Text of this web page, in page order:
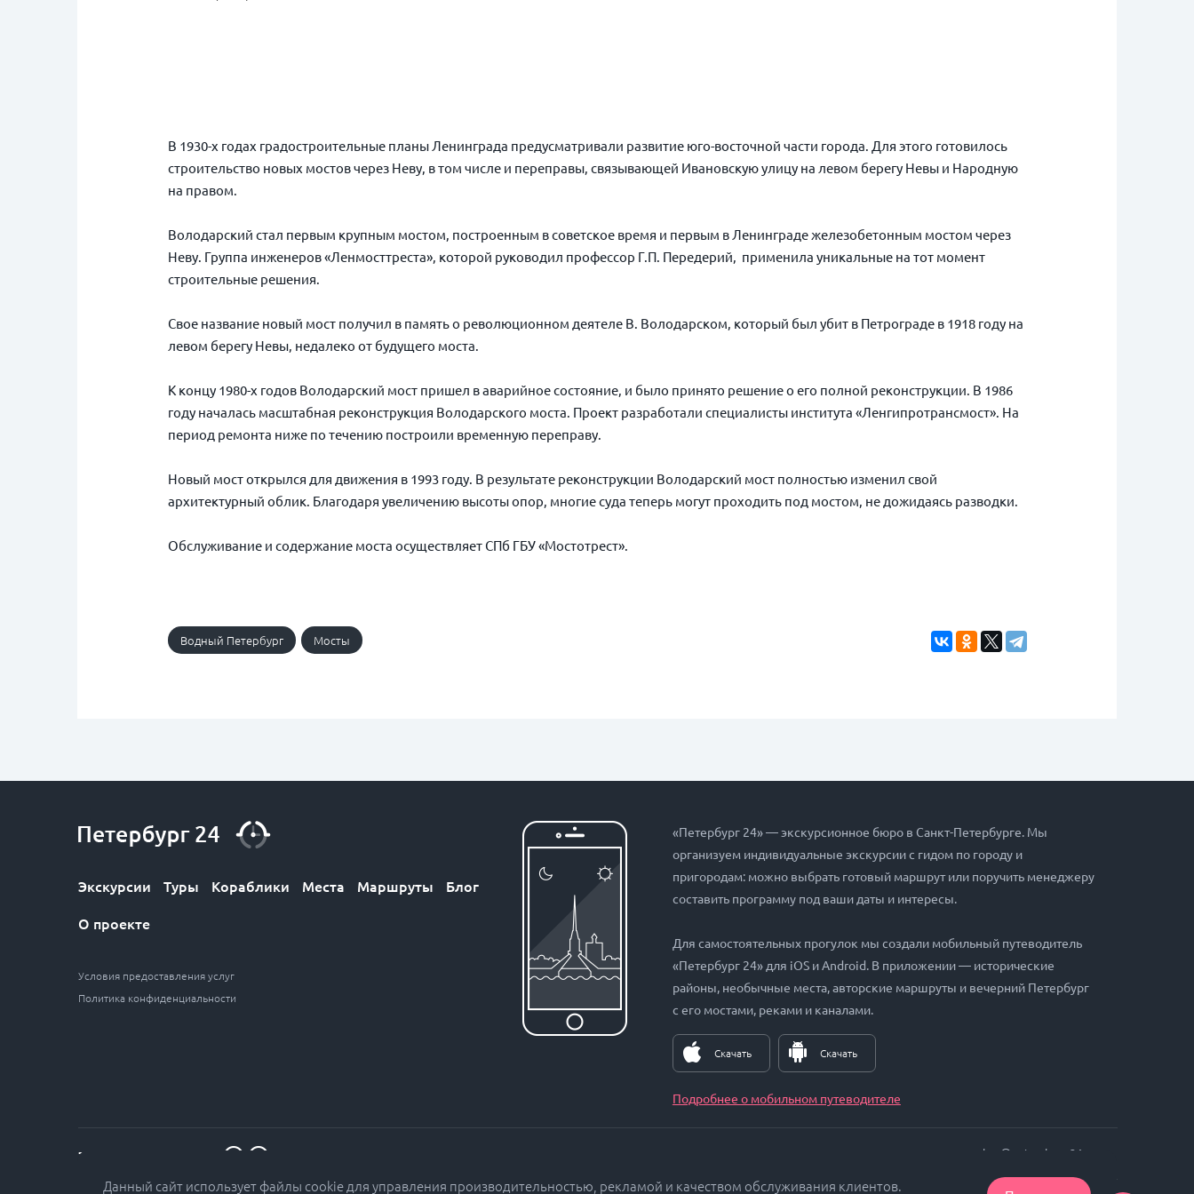
В 1930-х годах градостроительные планы Ленинграда предусматривали развитие юго-восточной части города. Для этого готовилось
строительство новых мостов через Неву, в том числе и переправы, связывающей Ивановскую улицу на левом берегу Невы и Народную
на правом.
Володарский стал первым крупным мостом, построенным в советское время и первым в Ленинграде железобетонным мостом через
Неву. Группа инженеров «Ленмосттреста», которой руководил профессор Г.П. Передерий, применила уникальные на тот момент
строительные решения.
Свое название новый мост получил в память о революционном деятеле В. Володарском, который был убит в Петрограде в 1918 году на
левом берегу Невы, недалеко от будущего моста.
К концу 1980-х годов Володарский мост пришел в аварийное состояние, и было принято решение о его полной реконструкции. В 1986
году началась масштабная реконструкция Володарского моста. Проект разработали специалисты института «Ленгипротрансмост». На
период ремонта ниже по течению построили временную переправу.
Новый мост открылся для движения в 1993 году. В результате реконструкции Володарский мост полностью изменил свой
архитектурный облик. Благодаря увеличению высоты опор, многие суда теперь могут проходить под мостом, не дожидаясь разводки.
Обслуживание и содержание моста осуществляет СПб ГБУ «Мостотрест».
Водный Петербург Мосты
Экскурсии Туры Кораблики Места Маршруты
Блог
О проекте
Условия предоставления услуг
Политика конфиденциальности
«Петербург 24» — экскурсионное бюро в Санкт-Петербурге. Мы
организуем индивидуальные экскурсии с гидом по городу и
пригородам: можно выбрать готовый маршрут или поручить менеджеру
составить программу под ваши даты и интересы.
Для самостоятельных прогулок мы создали мобильный путеводитель
«Петербург 24» для iOS и Android. В приложении — исторические
районы, необычные места, авторские маршруты и вечерний Петербург
с его мостами, реками и каналами.
Скачать Скачать
Подробнее о мобильном путеводителе
7 (812) 611-30-12 zakaz@petersburg24.ru
Данный сайт использует файлы cookie для управления производительностью, рекламой и качеством обслуживания клиентов.